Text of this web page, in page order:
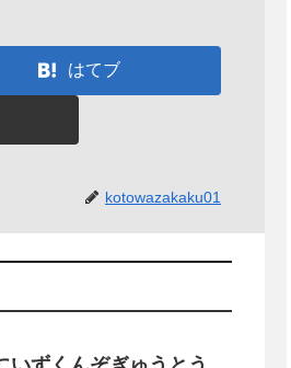
はてブ
kotowazakaku01